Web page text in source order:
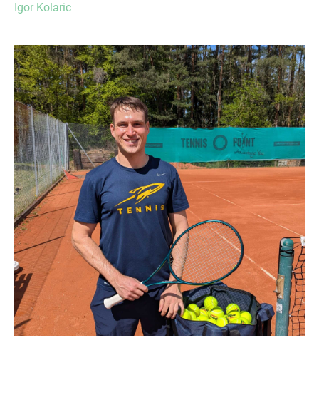
Igor Kolaric